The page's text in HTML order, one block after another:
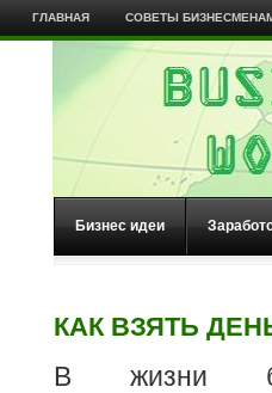
ГЛАВНАЯ СОВЕТЫ
Бизнес идеи
КАК ВЗЯТЬ
В жизни